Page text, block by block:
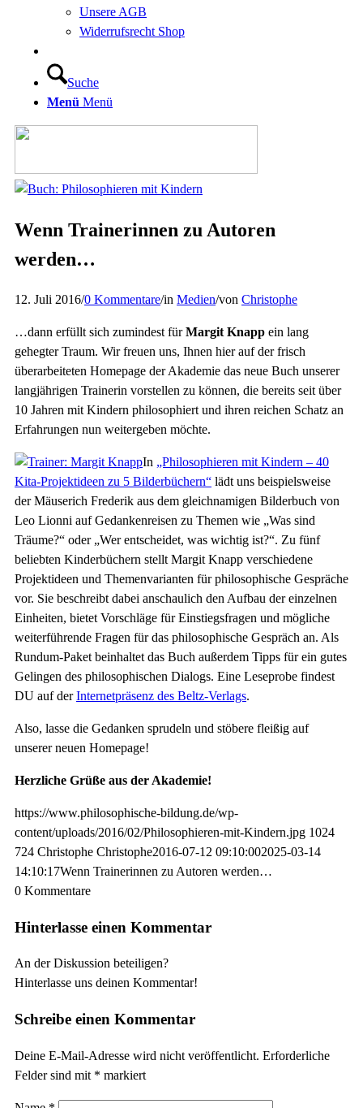
Unsere AGB
Widerrufsrecht Shop
Suche
Menü Menü
Wenn Trainerinnen zu Autoren
werden…
12. Juli 2016/0 Kommentare/in Medien/von Christophe
…dann erfüllt sich zumindest fürMargit Knapp ein lang
gehegter Traum. Wir freuen uns, Ihnen hier auf der frisch
überarbeiteten Homepage der Akademie das neue Buch unserer
langjährigen Trainerin vorstellen zu können, die bereits seit über
10 Jahren mit Kindern philosophiert und ihren reichen Schatz an
Erfahrungen nun weitergeben möchte.
In „Philosophieren mit Kindern – 40
Kita-Projektideen zu 5 Bilderbüchern“ lädt uns beispielsweise
der Mäuserich Frederik aus dem gleichnamigen Bilderbuch von
Leo Lionni auf Gedankenreisen zu Themen wie „Was sind
Träume?“ oder „Wer entscheidet, was wichtig ist?“. Zu fünf
beliebten Kinderbüchern stellt Margit Knapp verschiedene
Projektideen und Themenvarianten für philosophische Gespräche
vor. Sie beschreibt dabei anschaulich den Aufbau der einzelnen
Einheiten, bietet Vorschläge für Einstiegsfragen und mögliche
weiterführende Fragen für das philosophische Gespräch an. Als
Rundum-Paket beinhaltet das Buch außerdem Tipps für ein gutes
Gelingen des philosophischen Dialogs. Eine Leseprobe findest
DU auf derInternetpräsenz des Beltz-Verlags.
Also, lasse die Gedanken sprudeln und stöbere fleißig auf
unserer neuen Homepage!
Herzliche Grüße aus der Akademie!
https://www.philosophische-bildung.de/wp-
content/uploads/2016/02/Philosophieren-mit-Kindern.jpg 1024
724 Christophe Christophe2016-07-12 09:10:002025-03-14
14:10:17Wenn Trainerinnen zu Autoren werden…
0 Kommentare
Hinterlasse einen Kommentar
An der Diskussion beteiligen?
Hinterlasse uns deinen Kommentar!
Schreibe einen Kommentar
Deine E-Mail-Adresse wird nicht veröffentlicht. Erforderliche
Felder sind mit * markiert